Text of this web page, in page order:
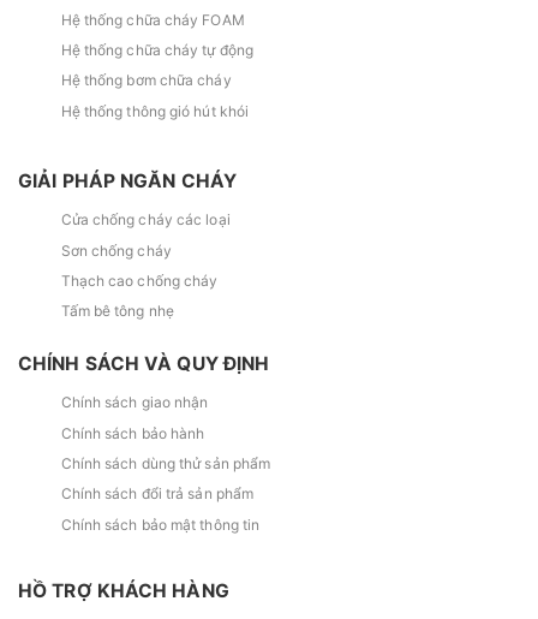
Hệ thống chữa cháy FOAM
Hệ thống chữa cháy tự động
Hệ thống bơm chữa cháy
Hệ thống thông gió hút khói
GIẢI PHÁP NGĂN CHÁY
Cửa chống cháy các loại
Sơn chống cháy
Thạch cao chống cháy
Tấm bê tông nhẹ
CHÍNH SÁCH VÀ QUY ĐỊNH
Chính sách giao nhận
Chính sách bảo hành
Chính sách dùng thử sản phẩm
Chính sách đổi trả sản phẩm
Chính sách bảo mật thông tin
HỒ TRỢ KHÁCH HÀNG